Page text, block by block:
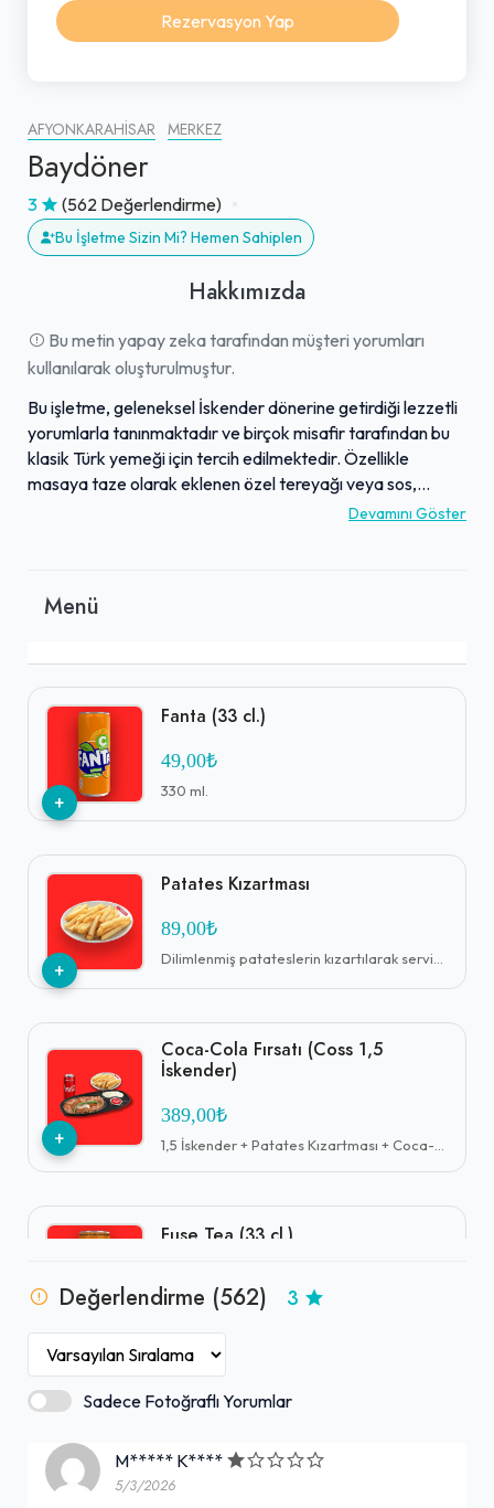
AFYONKARAHISAR MERKEZ
Baydöner
3 (562 Değerlendirme)
Bu İşletme Sizin Mi? Hemen Sahiplen
Hakkımızda
Bu metin yapay zeka tarafından müşteri yorumları
kullanılarak oluşturulmuştur.
Bu işletme, geleneksel İskender dönerine getirdiği lezzetli
yorumlarla tanınmaktadır ve birçok misafir tarafından bu
klasik Türk yemeği için tercih edilmektedir. Özellikle
masaya taze olarak eklenen özel tereyağı veya sos,
yemek deneyimine zengin bir dokunuş katmaktadır.
özellikle ilgili ve güler yüzlü bazı personel üyeleri aracılığıyla
döner seçenekleriyle, genel olarak temiz bir ortamda
keyifli bir yemek deneyimi sunmayı hedeflemektedir.
Devamını Göster
Menü
+
Fanta (33 cl.)
49,00₺
330 ml.
+
Patates Kızartması
89,00₺
Dilimlenmiş patateslerin kızartılarak servis edildiği bir atıştırmalıktır
+
Coca-Cola Fırsatı (Coss 1,5
İskender)
389,00₺
Fuse Tea (33 cl.)
330 ml.
+
2'li Duble İskender & İçecek
2 Adet Duble İskender + İçecek (1 L.)
Değerlendirme (562) 3
Sadece Fotoğraflı Yorumlar
M***** K****
5/3/2026
Rezervasyon Yap